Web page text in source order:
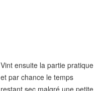
Vint ensuite la partie pratique
et par chance le temps
restant sec malgré une petite